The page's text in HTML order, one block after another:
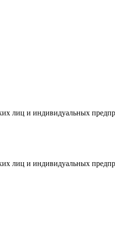
лиц и индивидуальных
лиц и индивидуальных